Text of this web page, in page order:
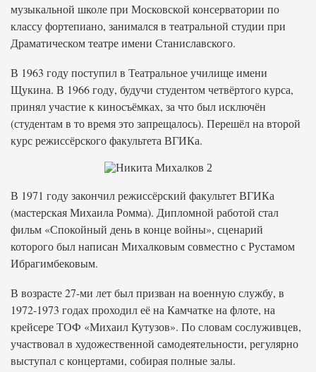
музыкальной школе при Московской консерватории по
классу фортепиано, занимался в театральной студии при
Драматическом театре имени Станиславского.
В 1963 году поступил в Театральное училище имени
Щукина. В 1966 году, будучи студентом четвёртого курса,
принял участие к киносъёмках, за что был исключён
(студентам в то время это запрещалось). Перешёл на второй
курс режиссёрского факультета ВГИКа.
В 1971 году закончил режиссёрский факультет ВГИКа
(мастерская Михаила Ромма). Дипломной работой стал
фильм «Спокойный день в конце войны», сценарий
которого был написан Михалковым совместно с Рустамом
Ибрагимбековым.
В возрасте 27-ми лет был призван на военную службу, в
1972-1973 годах проходил её на Камчатке на флоте, на
крейсере ТОФ «Михаил Кутузов». По словам сослуживцев,
участвовал в художественной самодеятельности, регулярно
выступал с концертами, собирая полные залы.